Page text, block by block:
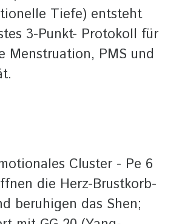
Tiefe) entsteht
3-Punkt- Protokoll für
Menstruation, PMS und
Cluster - Pe 6
die Herz-Brustkorb-
beruhigen das Shen;